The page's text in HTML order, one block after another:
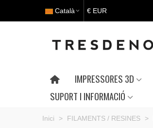
Català € EUR
IMPRESSORES 3D
SUPORT I INFORMACIÓ
Inici > FILAMENTS / RESINES >